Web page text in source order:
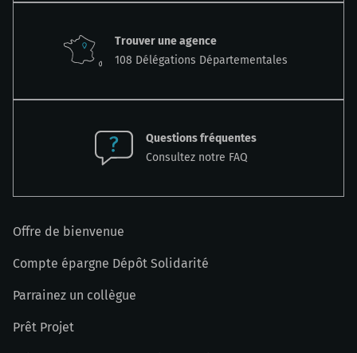
Trouver une agence
108 Délégations Départementales
Questions fréquentes
Consultez notre FAQ
Offre de bienvenue
Compte épargne Dépôt Solidarité
Parrainez un collègue
Prêt Projet